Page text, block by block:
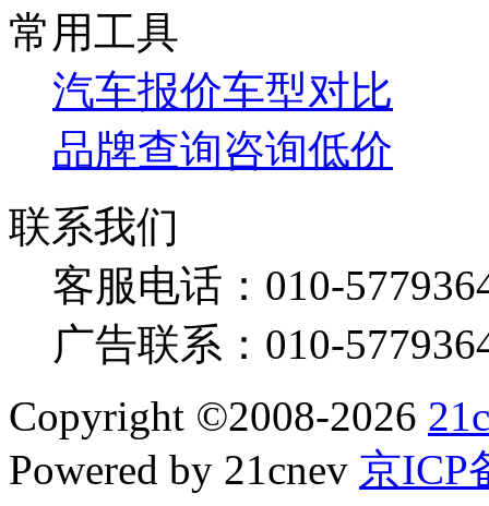
常用工具
汽车报价车型对比
品牌查询咨询低价
联系我们
客服电话： 010-
广告联系： 010-
Copyright ©2008-2026
Powered by 21cnev 京ICP